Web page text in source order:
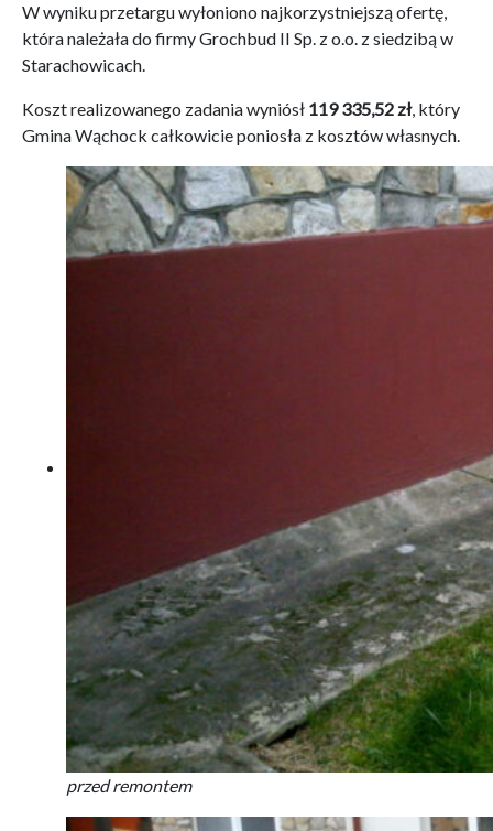
W wyniku przetargu wyłoniono najkorzystniejszą ofertę,
która należała do firmy Grochbud II Sp. z o.o. z siedzibą w
Starachowicach.
Koszt realizowanego zadania wyniósł 119 335,52 zł, który
Gmina Wąchock całkowicie poniosła z kosztów własnych.
przed remontem